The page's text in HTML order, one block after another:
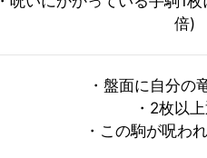
倍)
・盤面に自分の
・2枚以
・この駒が呪わ